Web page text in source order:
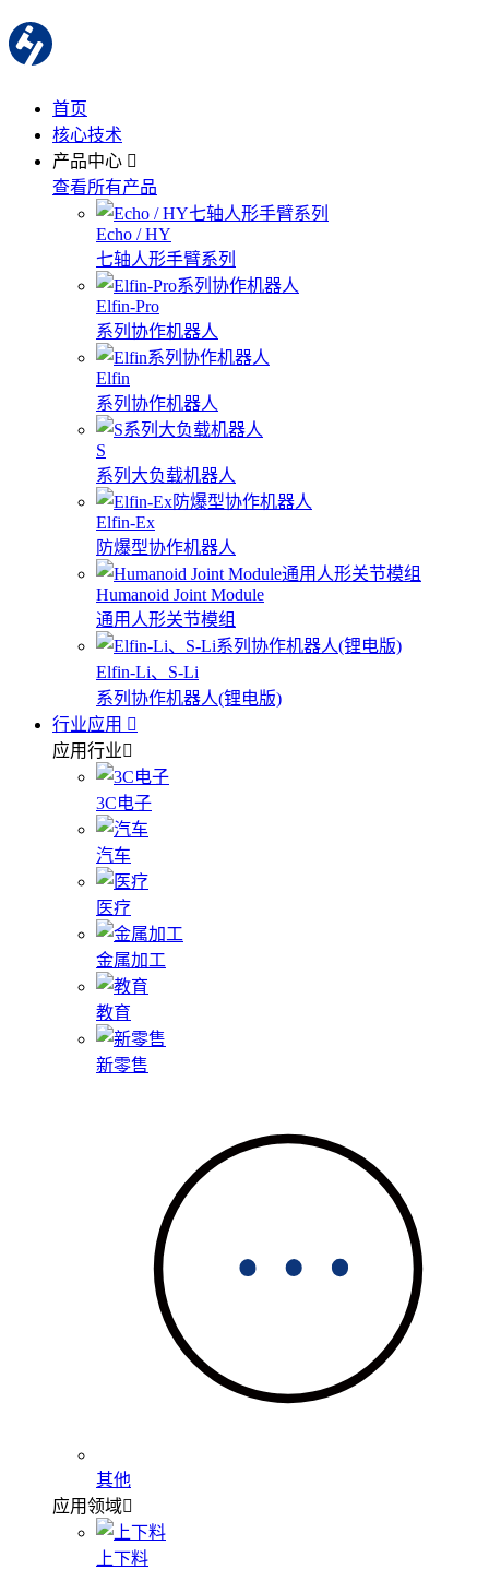
首页
核心技术
产品中心
查看所有产品
Echo / HY
七轴人形手臂系列
Elfin-Pro
系列协作机器人
Elfin
系列协作机器人
S
系列大负载机器人
Elfin-Ex
防爆型协作机器人
Humanoid Joint Module
通用人形关节模组
Elfin-Li、S-Li
系列协作机器人(锂电版)
行业应用
应用行业
3C电子
汽车
医疗
金属加工
教育
新零售
其他
应用领域
上下料